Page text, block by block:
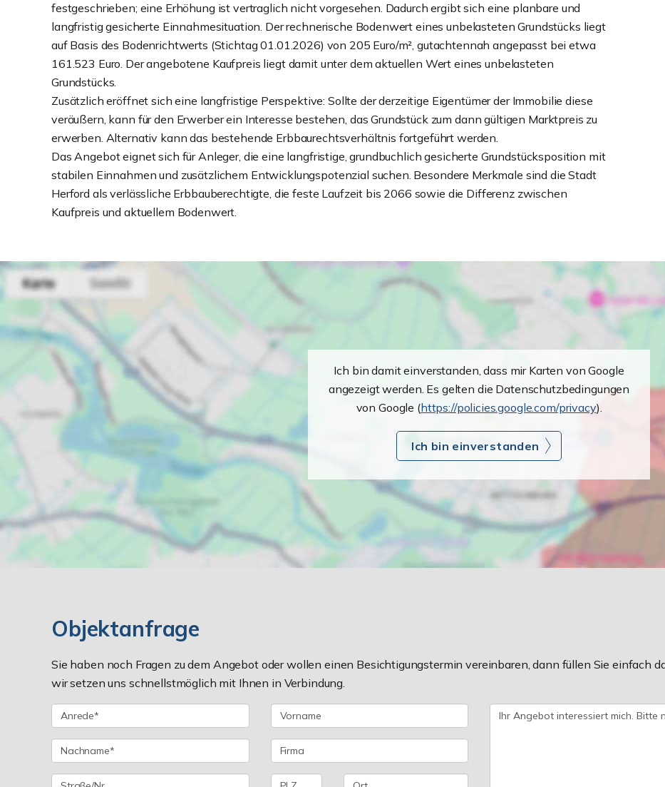
festgeschrieben; eine Erhöhung ist vertraglich nicht vorgesehen. Dadurch ergibt sich eine planbare und
langfristig gesicherte Einnahmesituation. Der rechnerische Bodenwert eines unbelasteten Grundstücks liegt
auf Basis des Bodenrichtwerts (Stichtag 01.01.2026) von 205 Euro/m², gutachtennah angepasst bei etwa
161.523 Euro. Der angebotene Kaufpreis liegt damit unter dem aktuellen Wert eines unbelasteten
Grundstücks.
Zusätzlich eröffnet sich eine langfristige Perspektive: Sollte der derzeitige Eigentümer der Immobilie diese
veräußern, kann für den Erwerber ein Interesse bestehen, das Grundstück zum dann gültigen Marktpreis zu
erwerben. Alternativ kann das bestehende Erbbaurechtsverhältnis fortgeführt werden.
Das Angebot eignet sich für Anleger, die eine langfristige, grundbuchlich gesicherte Grundstücksposition mit
stabilen Einnahmen und zusätzlichem Entwicklungspotenzial suchen. Besondere Merkmale sind die Stadt
Herford als verlässliche Erbbauberechtigte, die feste Laufzeit bis 2066 sowie die Differenz zwischen
Kaufpreis und aktuellem Bodenwert.
Ich bin damit einverstanden, dass mir Karten von Google
angezeigt werden. Es gelten die Datenschutzbedingungen
von Google (https://policies.google.com/privacy).
Ich bin einverstanden
Objektanfrage
Sie haben noch Fragen zu dem Angebot oder wollen einen Besichtigungstermin vereinbaren, dann füllen Sie einfach
wir setzen uns schnellstmöglich mit Ihnen in Verbindung.